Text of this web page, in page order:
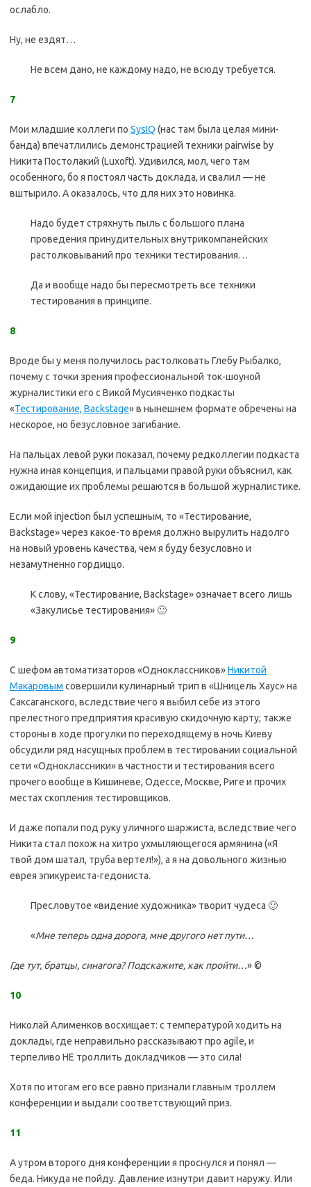
ослабло.
Ну, не ездят…
Не всем дано, не каждому надо, не всюду требуется.
7
Мои младшие коллеги по SysIQ (нас там была целая мини-
банда) впечатлились демонстрацией техники pairwise by
Никита Постолакий (Luxoft). Удивился, мол, чего там
особенного, бо я постоял часть доклада, и свалил — не
вштырило. А оказалось, что для них это новинка.
Надо будет стряхнуть пыль с большого плана
проведения принудительных внутрикомпанейских
растолковываний про техники тестирования…
Да и вообще надо бы пересмотреть все техники
тестирования в принципе.
8
Вроде бы у меня получилось растолковать Глебу Рыбалко,
почему с точки зрения профессиональной ток-шоуной
журналистики его с Викой Мусияченко подкасты
«Тестирование, Backstage» в нынешнем формате обречены на
нескорое, но безусловное загибание.
На пальцах левой руки показал, почему редколлегии подкаста
нужна иная концепция, и пальцами правой руки объяснил, как
ожидающие их проблемы решаются в большой журналистике.
Если мой injection был успешным, то «Тестирование,
Backstage» через какое-то время должно вырулить надолго
на новый уровень качества, чем я буду безусловно и
незамутненно гордиццо.
К слову, «Тестирование, Backstage» означает всего лишь
«Закулисье тестирования» 🙂
9
С шефом автоматизаторов «Одноклассников»Никитой
Макаровым совершили кулинарный трип в «Шницель Хаус» на
Саксаганского, вследствие чего я выбил себе из этого
прелестного предприятия красивую скидочную карту; также
стороны в ходе прогулки по переходящему в ночь Киеву
обсудили ряд насущных проблем в тестировании социальной
сети «Одноклассники» в частности и тестирования всего
прочего вообще в Кишиневе, Одессе, Москве, Риге и прочих
местах скопления тестировщиков.
И даже попали под руку уличного шаржиста, вследствие чего
Никита стал похож на хитро ухмыляющегося армянина («Я
твой дом шатал, труба вертел!»), а я на довольного жизнью
еврея эпикуреиста-гедониста.
Пресловутое «видение художника» творит чудеса 🙂
«Мне теперь одна дорога, мне другого нет пути…
Где тут, братцы, синагога? Подскажите, как пройти…» ©
10
Николай Алименков восхищает: с температурой ходить на
доклады, где неправильно рассказывают про agile, и
терпеливо НЕ троллить докладчиков — это сила!
Хотя по итогам его все равно признали главным троллем
конференции и выдали соответствующий приз.
11
А утром второго дня конференции я проснулся и понял —
беда. Никуда не пойду. Давление изнутри давит наружу. Или